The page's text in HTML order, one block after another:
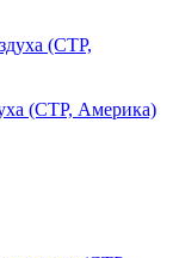
(CTP, Америка)